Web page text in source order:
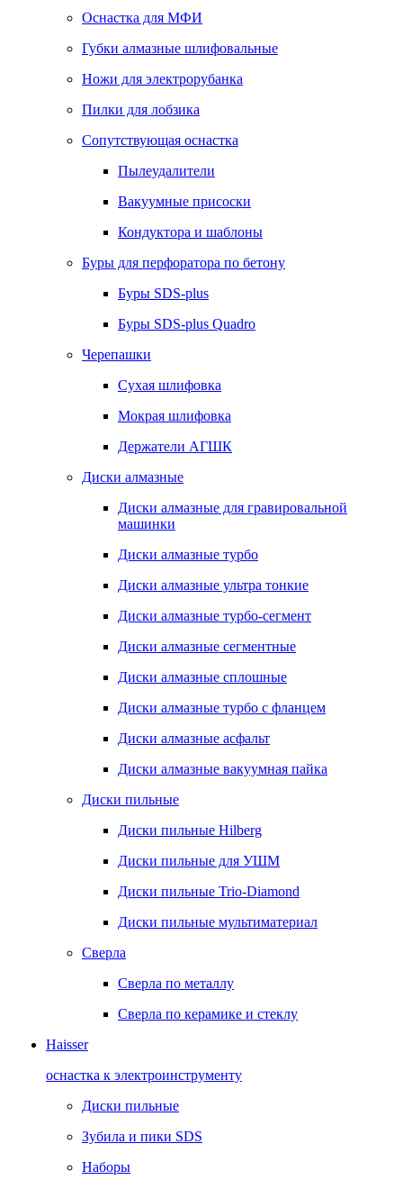
Оснастка для МФИ
Губки алмазные шлифовальные
Ножи для электрорубанка
Пилки для лобзика
Сопутствующая оснастка
Пылеудалители
Вакуумные присоски
Кондуктора и шаблоны
Буры для перфоратора по бетону
Буры SDS-plus
Буры SDS-plus Quadro
Черепашки
Сухая шлифовка
Мокрая шлифовка
Держатели АГШК
Диски алмазные
Диски алмазные для гравировальной
машинки
Диски алмазные турбо
Диски алмазные ультра тонкие
Диски алмазные турбо-сегмент
Диски алмазные сегментные
Диски алмазные сплошные
Диски алмазные турбо с фланцем
Диски алмазные асфальт
Диски алмазные вакуумная пайка
Диски пильные
Диски пильные Hilberg
Диски пильные для УШМ
Диски пильные Trio-Diamond
Диски пильные мультиматериал
Сверла
Сверла по металлу
Сверла по керамике и стеклу
Haisser
оснастка к электроинструменту
Диски пильные
Зубила и пики SDS
Наборы